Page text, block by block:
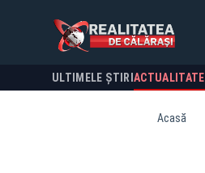
ULTIMELE ȘTIRI ACTUALITATE
Acasă